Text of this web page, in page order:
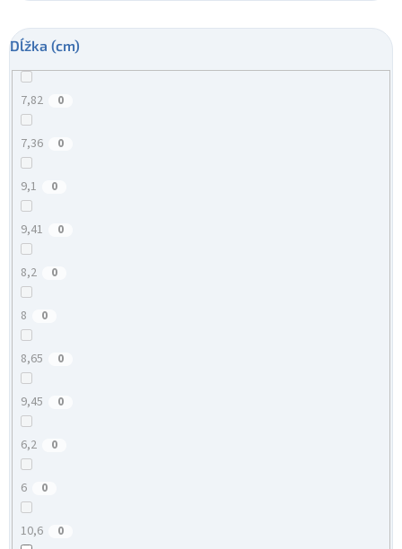
Dĺžka (cm)
7,82 0
7,36 0
9,1 0
9,41 0
8,2 0
8 0
8,65 0
9,45 0
6,2 0
6 0
10,6 0